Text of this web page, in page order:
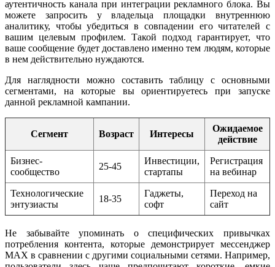
аутентичность канала при интеграции рекламного блока. Вы
можете запросить у владельца площадки внутреннюю
аналитику, чтобы убедиться в совпадении его читателей с
вашим целевым профилем. Такой подход гарантирует, что
ваше сообщение будет доставлено именно тем людям, которые
в нем действительно нуждаются.
Для наглядности можно составить таблицу с основными
сегментами, на которые вы ориентируетесь при запуске
данной рекламной кампании.
Сегмент Возраст Интересы
Ожидаемое
действие
Бизнес-
сообщество
25-45
Инвестиции,
стартапы
Регистрация
на вебинар
Технологические
энтузиасты
18-35
Гаджеты,
софт
Переход на
сайт
Не забывайте упоминать о специфических привычках
потребления контента, которые демонстрирует мессенджер
MAX в сравнении с другими социальными сетями. Например,